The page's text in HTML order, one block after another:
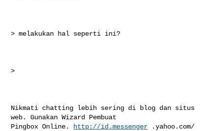
> melakukan hal seperti ini?
>
Nikmati chatting lebih sering di blog dan situs
web. Gunakan Wizard Pembuat
Pingbox Online.
http://id.messenger .yahoo.com/